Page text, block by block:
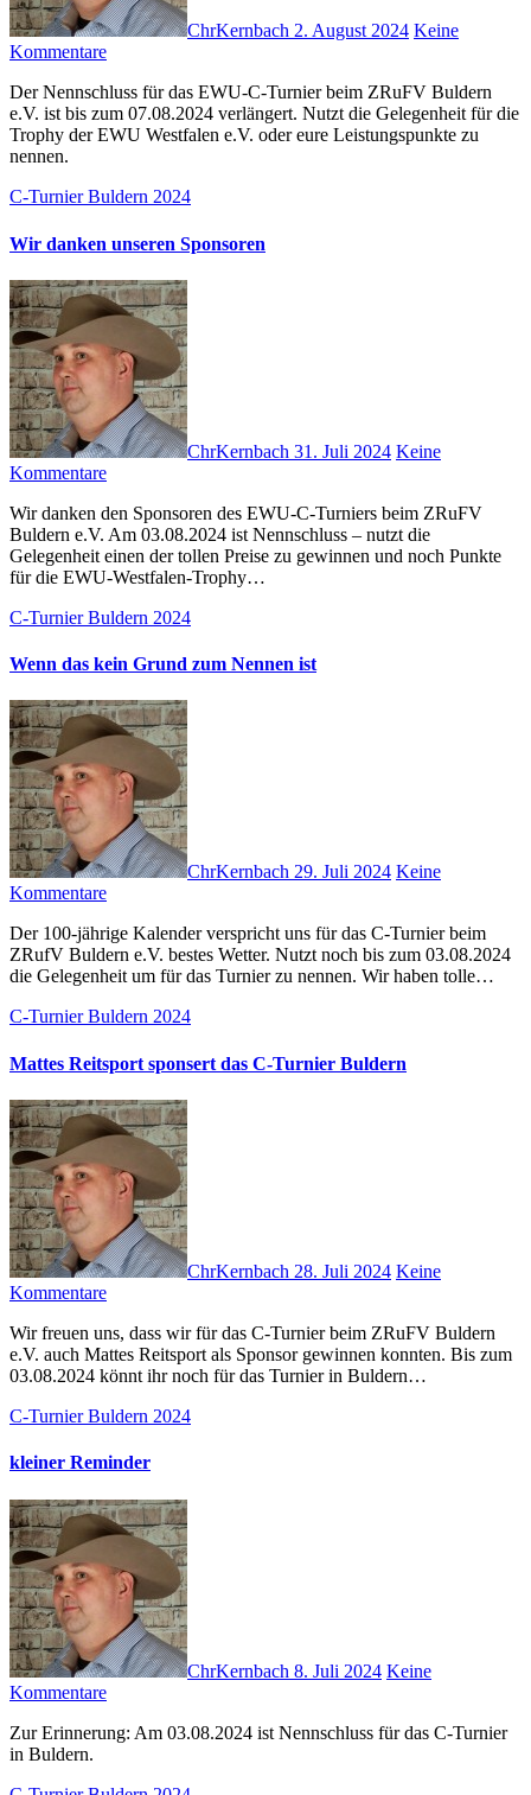
ChrKernbach 2. August 2024 Keine
Kommentare
Der Nennschluss für das EWU-C-Turnier beim ZRuFV Buldern
e.V. ist bis zum 07.08.2024 verlängert. Nutzt die Gelegenheit für die
Trophy der EWU Westfalen e.V. oder eure Leistungspunkte zu
nennen.
C-Turnier Buldern 2024
Wir danken unseren Sponsoren
ChrKernbach 31. Juli 2024 Keine
Kommentare
Wir danken den Sponsoren des EWU-C-Turniers beim ZRuFV
Buldern e.V. Am 03.08.2024 ist Nennschluss – nutzt die
Gelegenheit einen der tollen Preise zu gewinnen und noch Punkte
für die EWU-Westfalen-Trophy…
C-Turnier Buldern 2024
Wenn das kein Grund zum Nennen ist
ChrKernbach 29. Juli 2024 Keine
Kommentare
Der 100-jährige Kalender verspricht uns für das C-Turnier beim
ZRufV Buldern e.V. bestes Wetter. Nutzt noch bis zum 03.08.2024
die Gelegenheit um für das Turnier zu nennen. Wir haben tolle…
C-Turnier Buldern 2024
Mattes Reitsport sponsert das C-Turnier Buldern
ChrKernbach 28. Juli 2024 Keine
Kommentare
Wir freuen uns, dass wir für das C-Turnier beim ZRuFV Buldern
e.V. auch Mattes Reitsport als Sponsor gewinnen konnten. Bis zum
03.08.2024 könnt ihr noch für das Turnier in Buldern…
C-Turnier Buldern 2024
kleiner Reminder
ChrKernbach 8. Juli 2024 Keine
Kommentare
Zur Erinnerung: Am 03.08.2024 ist Nennschluss für das C-Turnier
in Buldern.